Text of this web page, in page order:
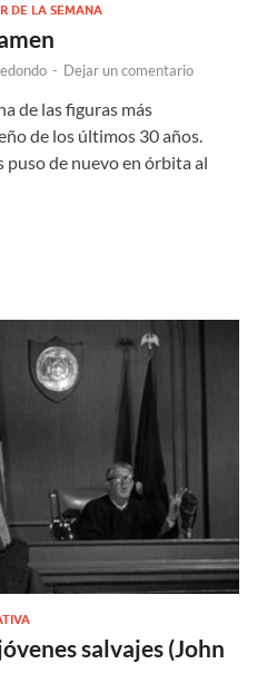
DE LA SEMANA
- Dejar un comentario
de las figuras más
de los últimos 30 años.
puso de nuevo en órbita al
salvajes (John